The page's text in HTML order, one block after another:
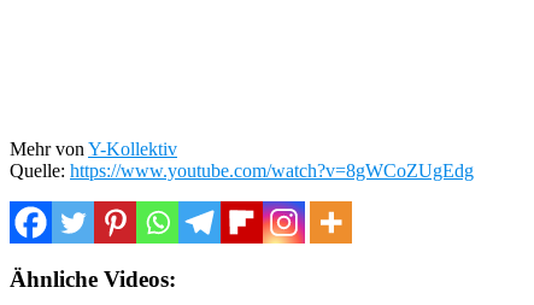
Mehr von Y-Kollektiv
Quelle: https://www.youtube.com/watch?v=8gWCoZUgEdg
Ähnliche Videos: